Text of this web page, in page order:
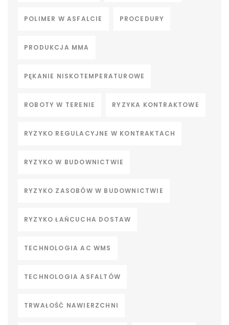
POLIMER W ASFALCIE PROCEDURY
PRODUKCJA MMA
PĘKANIE NISKOTEMPERATUROWE
ROBOTY W TERENIE RYZYKA KONTRAKTOWE
RYZYKO REGULACYJNE W KONTRAKTACH
RYZYKO W BUDOWNICTWIE
RYZYKO ZASOBÓW W BUDOWNICTWIE
RYZYKO ŁAŃCUCHA DOSTAW
TECHNOLOGIA AC WMS
TECHNOLOGIA ASFALTÓW
TRWAŁOŚĆ NAWIERZCHNI